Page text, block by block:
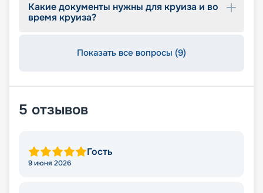
Какие документы нужны для круиза и во
время круиза?
Показать все вопросы (9)
5 отзывов
Гость
9 июня 2026